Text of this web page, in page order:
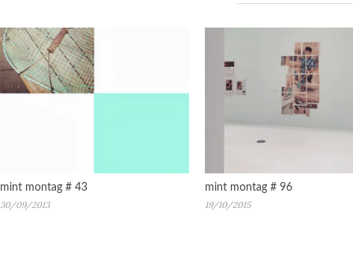
mint montag # 43
30/09/2013
mint montag # 96
19/10/2015